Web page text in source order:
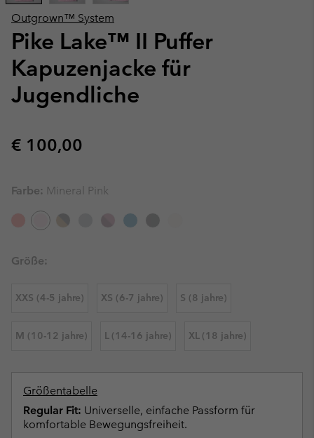
Outgrown™ System
Pike Lake™ II Puffer
Kapuzenjacke für
Jugendliche
Regular price:
€ 100,00
Farbe: Mineral Pink
Größe:
XXS (4-5 jahre) XS (6-7 jahre) S (8 jahre)
M (10-12 jahre) L (14-16 jahre) XL (18 jahre)
Größentabelle
Regular Fit: Universelle, einfache Passform für
komfortable Bewegungsfreiheit.